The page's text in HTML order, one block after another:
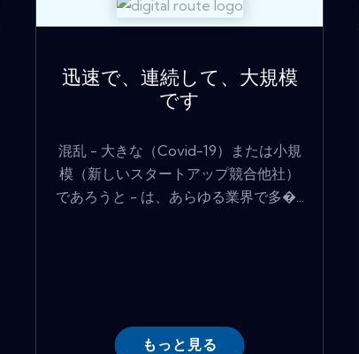
迅速で、連続して、大規模
です
混乱 - 大きな（Covid-19）または小規
模（新しいスタートアップ競合他社）
であろうと - は、あらゆる業界で多�...
もっと見る